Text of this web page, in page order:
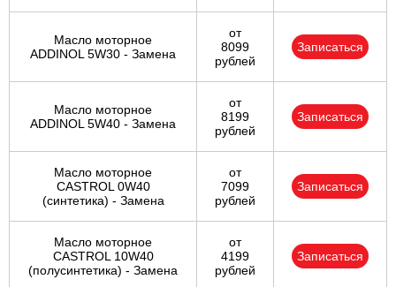
Масло моторное
ADDINOL 5W30 - Замена
от
8099
рублей
Записаться
Масло моторное
ADDINOL 5W40 - Замена
от
8199
рублей
Записаться
Масло моторное
CASTROL 0W40
(синтетика) - Замена
от
7099
рублей
Записаться
Масло моторное
CASTROL 10W40
(полусинтетика) - Замена
от
4199
рублей
Записаться